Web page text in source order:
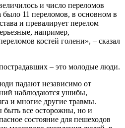
и число переломов
было 11 переломов, в основном в
и превалирует перелом
например,
костей голени», – сказал
– это молодые люди.
падают независимо от
наблюдаются ушибы,
и многие другие травмы.
все осторожны, но и
состояние для пешеходов